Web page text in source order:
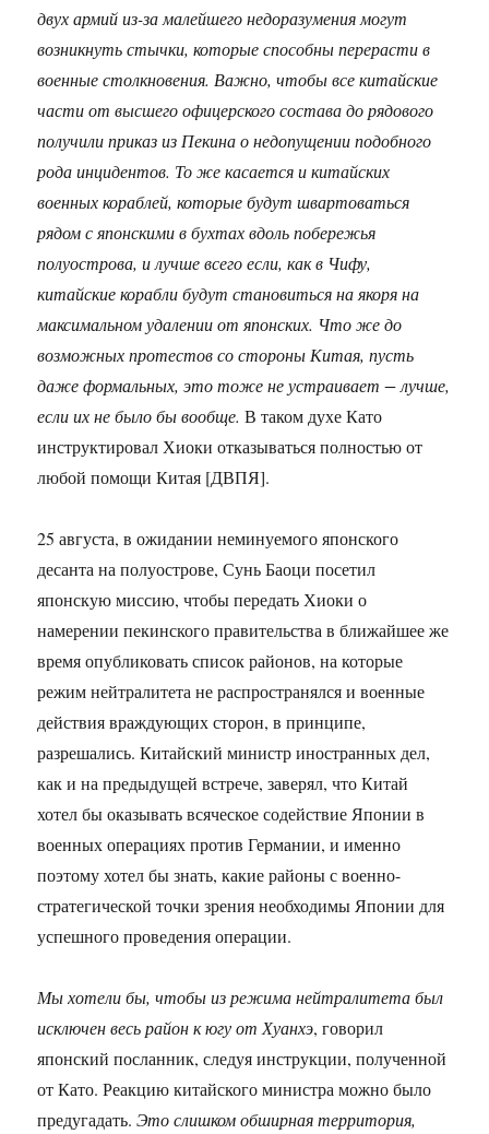
двух армий из-за малейшего недоразумения могут
возникнуть стычки, которые способны перерасти в
военные столкновения. Важно, чтобы все китайские
части от высшего офицерского состава до рядового
получили приказ из Пекина о недопущении подобного
рода инцидентов. То же касается и китайских
военных кораблей, которые будут швартоваться
рядом с японскими в бухтах вдоль побережья
полуострова, и лучше всего если, как в Чифу,
китайские корабли будут становиться на якоря на
максимальном удалении от японских. Что же до
возможных протестов со стороны Китая, пусть
даже формальных, это тоже не устраивает − лучше,
если их не было бы вообще. В таком духе Като
инструктировал Хиоки отказываться полностью от
любой помощи Китая [ДВПЯ].
25 августа, в ожидании неминуемого японского
десанта на полуострове, Сунь Баоци посетил
японскую миссию, чтобы передать Хиоки о
намерении пекинского правительства в ближайшее же
время опубликовать список районов, на которые
режим нейтралитета не распространялся и военные
действия враждующих сторон, в принципе,
разрешались. Китайский министр иностранных дел,
как и на предыдущей встрече, заверял, что Китай
хотел бы оказывать всяческое содействие Японии в
военных операциях против Германии, и именно
поэтому хотел бы знать, какие районы с военно-
стратегической точки зрения необходимы Японии для
успешного проведения операции.
Мы хотели бы, чтобы из режима нейтралитета был
исключен весь район к югу от Хуанхэ, говорил
японский посланник, следуя инструкции, полученной
от Като. Реакцию китайского министра можно было
предугадать.Это слишком обширная территория,